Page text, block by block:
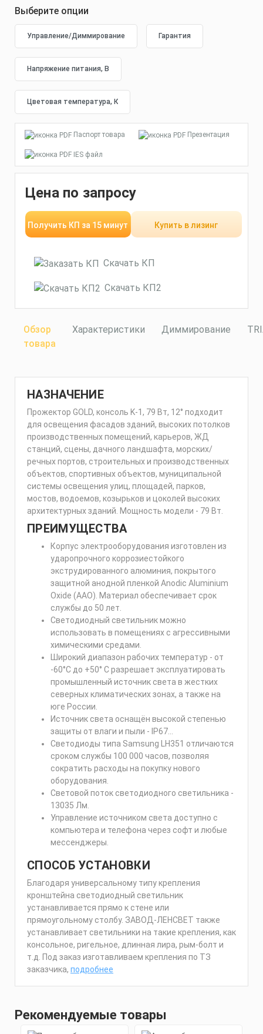
Выберите опции
Паспорт товара Презентация
IES файл
Цена по запросу
Получить КП за 15 минут Купить в лизинг
Скачать КП
Скачать КП2
Обзор
товара
Характеристики Диммирование
НАЗНАЧЕНИЕ
Прожектор GOLD, консоль K-1, 79 Вт, 12° подходит
для освещения фасадов зданий, высоких потолков
производственных помещений, карьеров, ЖД
станций, сцены, дачного ландшафта, морских/
речных портов, строительных и производственных
объектов, спортивных объектов, муниципальной
системы освещения улиц, площадей, парков,
мостов, водоемов, козырьков и цоколей высоких
архитектурных зданий. Мощность модели - 79 Вт.
ПРЕИМУЩЕСТВА
Корпус электрооборудования изготовлен из
ударопрочного коррозиестойкого
экструдированного алюминия, покрытого
защитной анодной пленкой Anodic Aluminium
Oxide (AAO). Материал обеспечивает срок
службы до 50 лет.
Светодиодный светильник можно
использовать в помещениях с агрессивными
химическими средами.
Широкий диапазон рабочих температур - от
-60°C до +50° С разрешает эксплуатировать
промышленный источник света в жестких
северных климатических зонах, а также на
юге России.
Источник света оснащён высокой степенью
защиты от влаги и пыли - IP67...
Светодиоды типа Samsung LH351 отличаются
сроком службы 100 000 часов, позволяя
сократить расходы на покупку нового
оборудования.
Световой поток светодиодного светильника -
13035 Лм.
Управление источником света доступно с
компьютера и телефона через софт и любые
мессенджеры.
СПОСОБ УСТАНОВКИ
Благодаря универсальному типу крепления
кронштейна светодиодный светильник
устанавливается прямо к стене или
прямоугольному столбу. ЗАВОД-ЛЕНСВЕТ также
устанавливает светильники на такие крепления, как
консольное, ригельное, длинная лира, рым-болт и
т.д. Под заказ изготавливаем крепления по ТЗ
заказчика, подробнее
Рекомендуемые товары